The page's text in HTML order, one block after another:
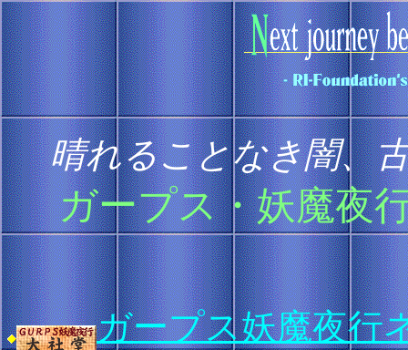
晴れることなき闇、
ガープス・妖魔夜
ガープス妖魔夜行